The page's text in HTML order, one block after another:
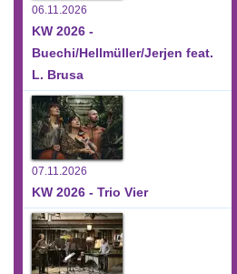
06.11.2026
KW 2026 -
Buechi/Hellmüller/Jerjen feat.
L. Brusa
07.11.2026
KW 2026 - Trio Vier